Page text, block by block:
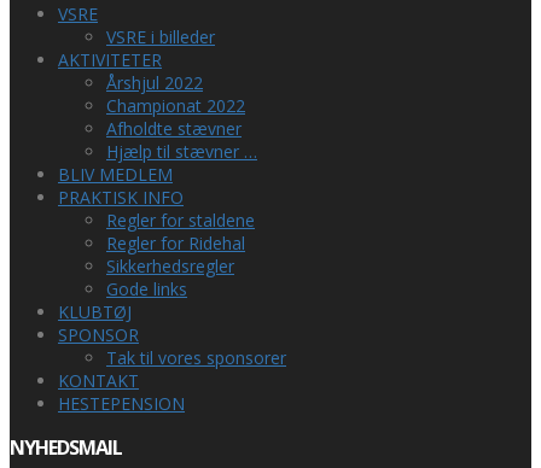
VSRE
VSRE i billeder
AKTIVITETER
Årshjul 2022
Championat 2022
Afholdte stævner
Hjælp til stævner …
BLIV MEDLEM
PRAKTISK INFO
Regler for staldene
Regler for Ridehal
Sikkerhedsregler
Gode links
KLUBTØJ
SPONSOR
Tak til vores sponsorer
KONTAKT
HESTEPENSION
NYHEDSMAIL